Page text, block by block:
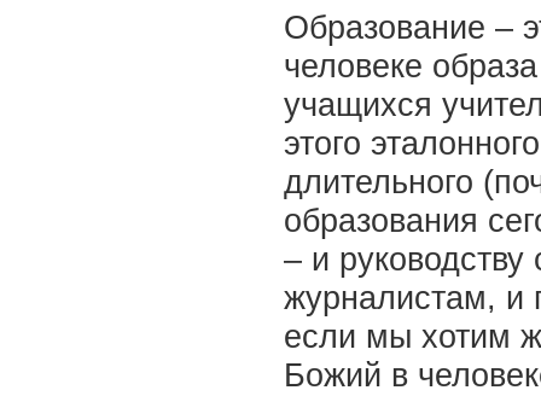
Образование –
человеке
учащихся
этого
длительного
образования
– и
журналистам, и
если мы хотим
Божий в